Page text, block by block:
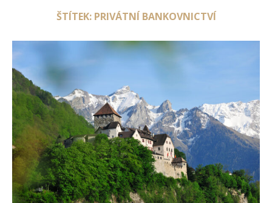
ŠTÍTEK: PRIVÁTNÍ BANKOVNICTVÍ